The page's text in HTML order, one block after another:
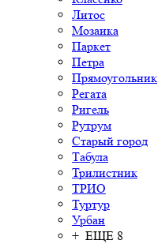
Литос
Мозаика
Паркет
Петра
Прямоугольник
Регата
Ригель
Рутрум
Старый город
Табула
Трилистник
ТРИО
Туртур
Урбан
+ ЕЩЕ 8